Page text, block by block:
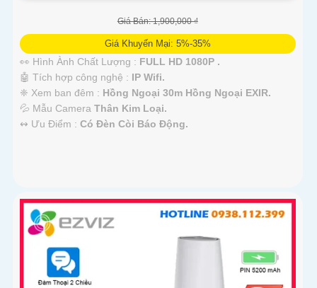
Giá Bán: 1,900,000 ₫
Giá Khuyến Mại: 5%-35%
👀 Hình Ành Chất Lượng : FULL HD 1080P .
🤖️ Tích hợp công nghệ : IP Wifi.
❈ Xem ban đêm : Hồng Ngoại 30m Hồng Ngoại EXIR.
💦 Mẫu Camera Thân Kim Loại.
️↭ Ưu Điểm : Có Đèn Còi Báo Động.